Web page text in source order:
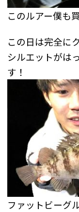
このルアー僕も買
この日は完全に
シルエットがは
す！
ファットビーグ